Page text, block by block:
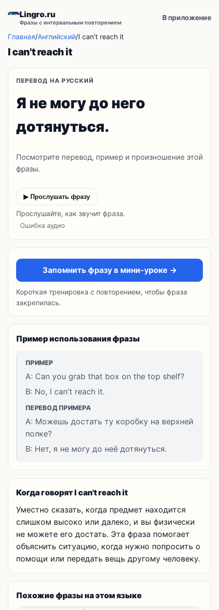
Lingro.ru
Фразы с интервальным повторением
В приложение
Главная/Английский/I can't reach it
I can't reach it
ПЕРЕВОД НА РУССКИЙ
Я не могу до него
дотянуться.
Посмотрите перевод, пример и произношение этой
фразы.
▶ Прослушать фразу
Прослушайте, как звучит фраза.
Ошибка аудио
Запомнить фразу в мини-уроке →
Короткая тренировка с повторением, чтобы фраза
закрепилась.
Пример использования фразы
ПРИМЕР
A: Can you grab that box on the top shelf?
B: No, I can't reach it.
ПЕРЕВОД ПРИМЕРА
A: Можешь достать ту коробку на верхней
полке?
B: Нет, я не могу до неё дотянуться.
Когда говорят I can't reach it
Уместно сказать, когда предмет находится
слишком высоко или далеко, и вы физически
не можете его достать. Эта фраза помогает
объяснить ситуацию, когда нужно попросить о
помощи или передать вещь другому человеку.
Похожие фразы на этом языке